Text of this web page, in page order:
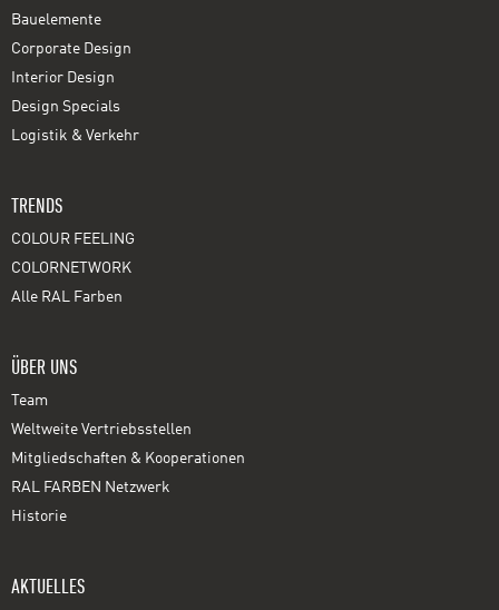
Bauelemente
Corporate Design
Interior Design
Design Specials
Logistik & Verkehr
TRENDS
COLOUR FEELING
COLORNETWORK
Alle RAL Farben
ÜBER UNS
Team
Weltweite Vertriebsstellen
Mitgliedschaften & Kooperationen
RAL FARBEN Netzwerk
Historie
AKTUELLES